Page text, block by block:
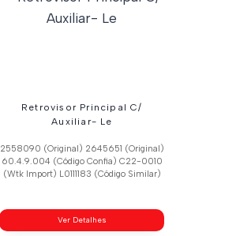
Retrovisor Principal C/
Auxiliar- Le
2558090 (Original) 2645651 (Original)
60.4.9.004 (Código Confia) C22-0010
(Wtk Import) L0111183 (Código Similar)
Ver Detalhes